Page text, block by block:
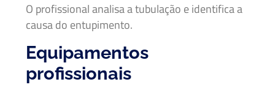
O profissional analisa a tubulação e identifica a
causa do entupimento.
Equipamentos
profissionais